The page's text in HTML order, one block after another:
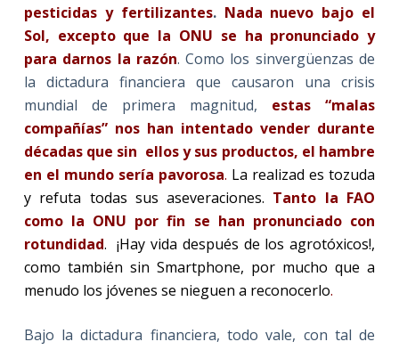
pesticidas y fertilizantes. Nada nuevo bajo el
Sol, excepto que la ONU se ha pronunciado y
para darnos la razón. Como los sinvergüenzas de
la dictadura financiera que causaron una crisis
mundial de primera magnitud, estas “malas
compañías” nos han intentado vender durante
décadas que sin ellos y sus productos, el hambre
en el mundo sería pavorosa. La realizad es tozuda
y refuta todas sus aseveraciones. Tanto la FAO
como la ONU por fin se han pronunciado con
rotundidad. ¡Hay vida después de los agrotóxicos!,
como también sin Smartphone, por mucho que a
menudo los jóvenes se nieguen a reconocerlo.
Bajo la dictadura financiera, todo vale, con tal de